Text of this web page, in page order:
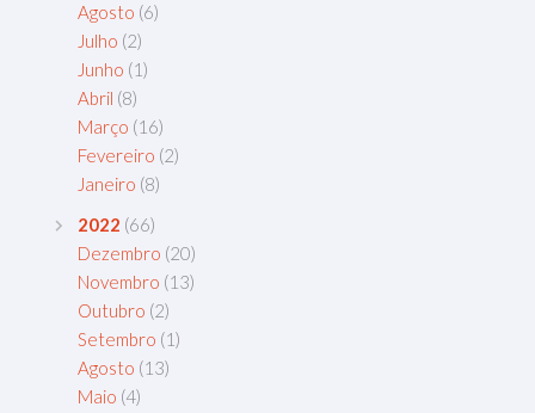
Agosto (6)
Julho (2)
Junho (1)
Abril (8)
Março (16)
Fevereiro (2)
Janeiro (8)
2022 (66)
Dezembro (20)
Novembro (13)
Outubro (2)
Setembro (1)
Agosto (13)
Maio (4)